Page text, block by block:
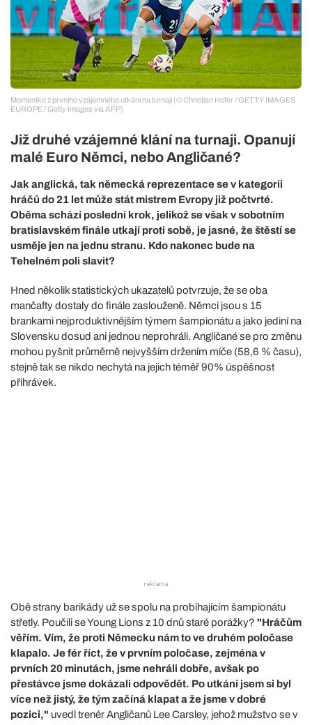
Momentka z prvního vzájemného utkání na turnaji (© Christian Hofer / GETTY IMAGES
EUROPE / Getty Images via AFP)
Již druhé vzájemné klání na turnaji. Opanují
malé Euro Němci, nebo Angličané?
Jak anglická, tak německá reprezentace se v kategorii
hráčů do 21 let může stát mistrem Evropy již počtvrté.
Oběma schází poslední krok, jelikož se však v sobotním
bratislavském finále utkají proti sobě, je jasné, že štěstí se
usměje jen na jednu stranu. Kdo nakonec bude na
Tehelném poli slavit?
Hned několik statistických ukazatelů potvrzuje, že se oba
mančafty dostaly do finále zaslouženě. Němci jsou s 15
brankami nejproduktivnějším týmem šampionátu a jako jediní na
Slovensku dosud ani jednou neprohráli. Angličané se pro změnu
mohou pyšnit průměrně nejvyšším držením míče (58,6 % času),
stejně tak se nikdo nechytá na jejich téměř 90% úspěšnost
přihrávek.
Obě strany barikády už se spolu na probíhajícím šampionátu
střetly. Poučili se Young Lions z 10 dnů staré porážky? "Hráčům
věřím. Vím, že proti Německu nám to ve druhém poločase
klapalo. Je fér říct, že v prvním poločase, zejména v
prvních 20 minutách, jsme nehráli dobře, avšak po
přestávce jsme dokázali odpovědět. Po utkání jsem si byl
více než jistý, že tým začíná klapat a že jsme v dobré
pozici," uvedl trenér Angličanů Lee Carsley, jehož mužstvo se v